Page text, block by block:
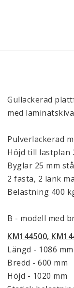
Gullackerad
med
Pulverlackerad
Höjd till lastplan
Byglar 25 mm
2 fasta, 2 länk
Belastning 400
B - modell med
KM144500,
Längd - 1086 mm
Bredd - 600 mm
Höjd - 1020 mm